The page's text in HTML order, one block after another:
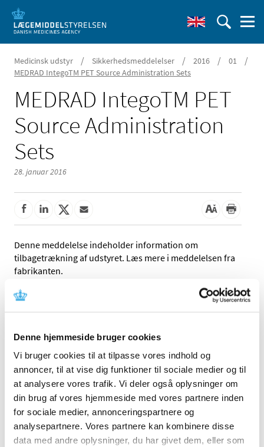
Denne hjemmeside bruger cookies
Vi bruger cookies til at tilpasse vores indhold og
annoncer, til at vise dig funktioner til sociale medier og til
at analysere vores trafik. Vi deler også oplysninger om
din brug af vores hjemmeside med vores partnere inden
for sociale medier, annonceringspartnere og
analysepartnere. Vores partnere kan kombinere disse
data med andre oplysninger, du har givet dem, eller som
Medicinsk udstyr / Sikkerhedsmeddelelser / 2016 / 01 /
MEDRAD IntegoTM PET Source Administration Sets
MEDRAD IntegoTM PET
Source Administration
Sets
28. januar 2016
Denne meddelelse indeholder information om
tilbagetrækning af udstyret. Læs mere i meddelelsen fra
fabrikanten.
Referencer
Administration Sets
Fabrikant: Bayer Medical Care Inc.
Fabrikantens referencenummer: SA-15-RAD-12 &
SA-15-RAD-14
Lægemiddelstyrelsens sagsnummer: 2016013816
Emner